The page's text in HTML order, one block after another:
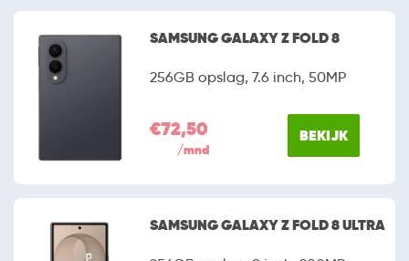
SAMSUNG GALAXY Z FOLD 8
256GB opslag, 7.6 inch, 50MP
€72,50
/mnd
BEKIJK
SAMSUNG GALAXY Z FOLD 8 ULTRA